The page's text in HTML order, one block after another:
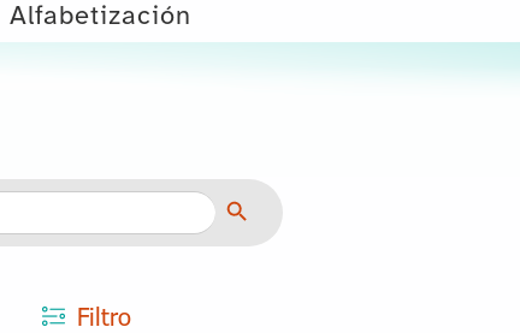
Alfabetización
Botón de búsqueda
Filtro